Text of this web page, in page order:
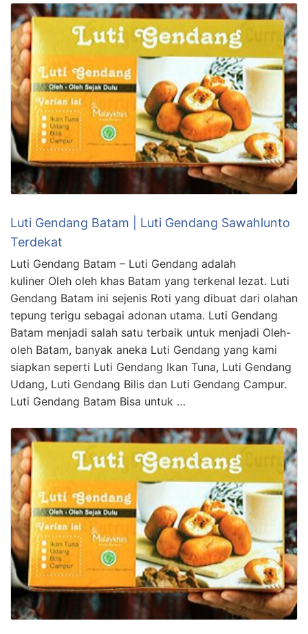
Luti Gendang Batam | Luti Gendang Sawahlunto
Terdekat
Luti Gendang Batam – Luti Gendang adalah
kuliner Oleh oleh khas Batam yang terkenal lezat. Luti
Gendang Batam ini sejenis Roti yang dibuat dari olahan
tepung terigu sebagai adonan utama. Luti Gendang
Batam menjadi salah satu terbaik untuk menjadi Oleh-
oleh Batam, banyak aneka Luti Gendang yang kami
siapkan seperti Luti Gendang Ikan Tuna, Luti Gendang
Udang, Luti Gendang Bilis dan Luti Gendang Campur.
Luti Gendang Batam Bisa untuk …